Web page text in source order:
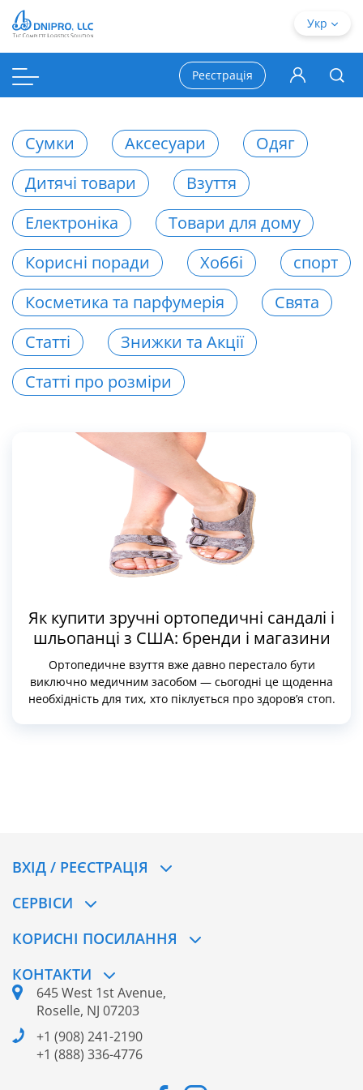
Сумки Аксесуари
Одяг
Дитячі товари
Взуття
Електроніка
Товари для дому
Корисні поради
Хоббі
спорт
Косметика та парфумерія
Свята
Статті
Знижки та Акції
Статті про розміри
Як купити зручні ортопедичні сандалі і
шльопанці з США: бренди і магазини
Ортопедичне взуття вже давно перестало бути
виключно медичним засобом — сьогодні це щоденна
необхідність для тих, хто піклується про здоров’я стоп.
Укр
Реєстрація
ВХІД / РЕЄСТРАЦІЯ
CЕРВІСИ
КОРИСНІ ПОСИЛАННЯ
КОНТАКТИ
645 West 1st Avenue,
Roselle, NJ 07203
+1 (908) 241-2190
+1 (888) 336-4776